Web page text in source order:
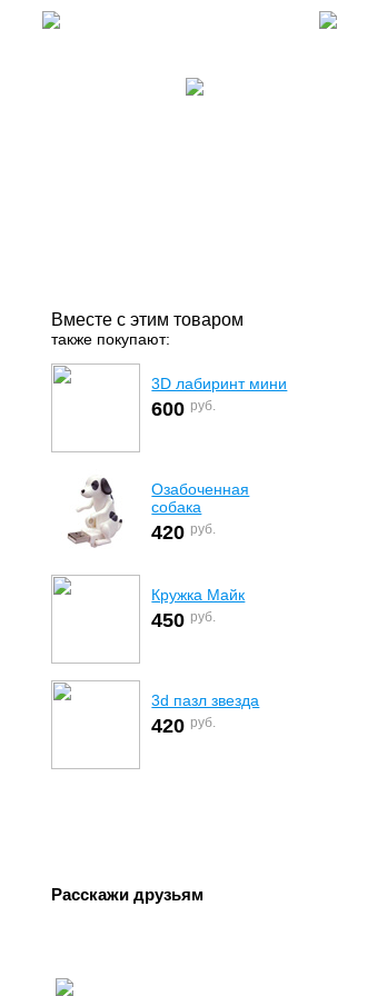
Вместе с этим товаром
также покупают:
3D лабиринт мини
600 руб.
Озабоченная
собака
420 руб.
Кружка Майк
450 руб.
3d пазл звезда
420 руб.
Расскажи друзьям